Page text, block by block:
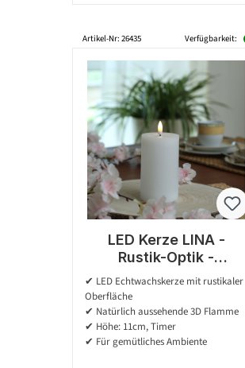
Artikel-Nr: 26435 Verfügbarkeit:
LED Kerze LINA -
Rustik-Optik -
Echtwachs - 3D
Flamme - H: 11cm - D:
7cm - Batterie - Timer
- weiß
✔ LED Echtwachskerze mit rustikaler
Oberfläche
✔ Natürlich aussehende 3D Flamme
✔ Höhe: 11cm, Timer
✔ Für gemütliches Ambiente